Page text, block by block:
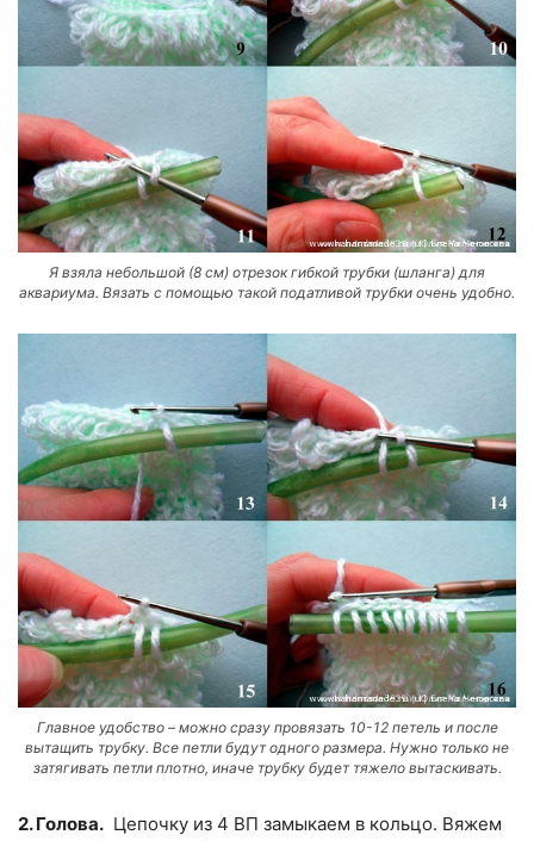
Я взяла небольшой (8 см) отрезок гибкой трубки (шланга) для
аквариума. Вязать с помощью такой податливой трубки очень удобно.
Главное удобство – можно сразу провязать 10-12 петель и после
вытащить трубку. Все петли будут одного размера. Нужно только не
затягивать петли плотно, иначе трубку будет тяжело вытаскивать.
2. Голова. Цепочку из 4 ВП замыкаем в кольцо. Вяжем